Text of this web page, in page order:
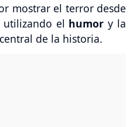
mostrar el terror desde
el humory la
de la historia.